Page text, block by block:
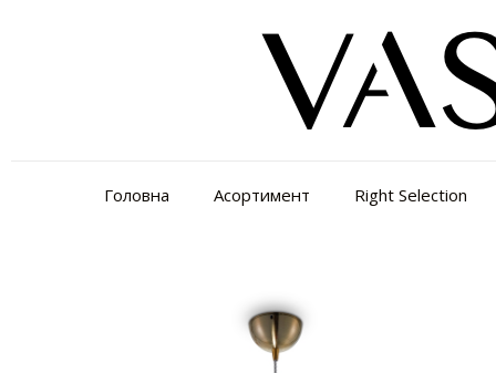
Головна Асортимент Right Selection